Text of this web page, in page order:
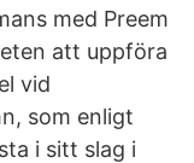
med Preem
att uppföra
vid
som enligt
i sitt slag i